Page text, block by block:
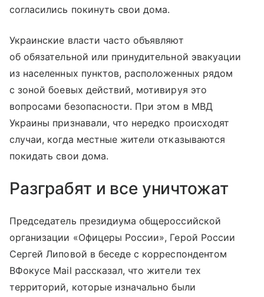
согласились покинуть свои дома.
Украинские власти часто объявляют
об обязательной или принудительной эвакуации
из населенных пунктов, расположенных рядом
с зоной боевых действий, мотивируя это
вопросами безопасности. При этом в МВД
Украины признавали, что нередко происходят
случаи, когда местные жители отказываются
покидать свои дома.
Разграбят и все уничтожат
Председатель президиума общероссийской
организации «Офицеры России», Герой России
Сергей Липовой в беседе с корреспондентом
ВФокусе Mail рассказал, что жители тех
территорий, которые изначально были